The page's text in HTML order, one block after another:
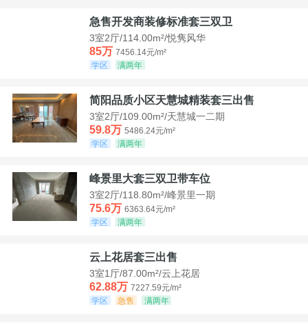
急售开发商装修标准套三双卫
3室2厅/114.00m²/悦隽风华
85万 7456.14元/m²
学区
满两年
简阳品质小区天慧城精装套三出售
3室2厅/109.00m²/天慧城一二期
59.8万 5486.24元/m²
学区
满两年
峰景里大套三双卫带车位
3室2厅/118.80m²/峰景里一期
75.6万 6363.64元/m²
学区
满两年
云上花居套三出售
3室1厅/87.00m²/云上花居
62.88万 7227.59元/m²
学区
急售 满两年